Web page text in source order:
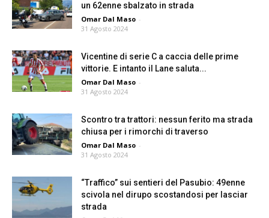
un 62enne sbalzato in strada
Omar Dal Maso -
31 Agosto 2024
Vicentine di serie C a caccia delle prime
vittorie. E intanto il Lane saluta...
Omar Dal Maso -
31 Agosto 2024
Scontro tra trattori: nessun ferito ma strada
chiusa per i rimorchi di traverso
Omar Dal Maso -
31 Agosto 2024
“Traffico” sui sentieri del Pasubio: 49enne
scivola nel dirupo scostandosi per lasciar
strada